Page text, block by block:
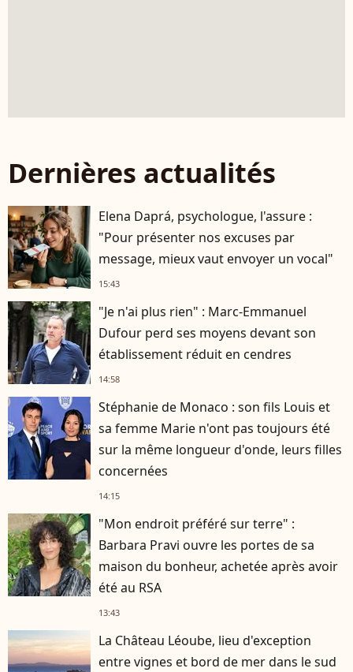
Dernières actualités
Elena Daprá, psychologue, l'assure :
"Pour présenter nos excuses par
message, mieux vaut envoyer un vocal"
15:43
"Je n'ai plus rien" : Marc-Emmanuel
Dufour perd ses moyens devant son
établissement réduit en cendres
14:58
Stéphanie de Monaco : son fils Louis et
sa femme Marie n'ont pas toujours été
sur la même longueur d'onde, leurs filles
concernées
14:15
"Mon endroit préféré sur terre" :
Barbara Pravi ouvre les portes de sa
maison du bonheur, achetée après avoir
été au RSA
13:43
La Château Léoube, lieu d'exception
entre vignes et bord de mer dans le sud